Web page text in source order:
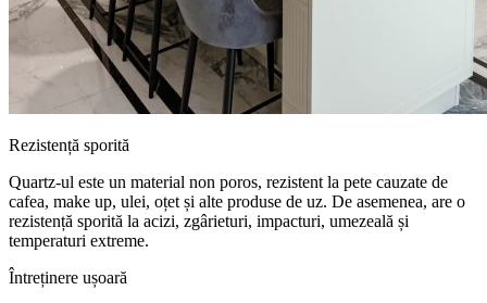
Rezistență sporită
Quartz-ul este un material non poros, rezistent la pete cauzate de
cafea, make up, ulei, oțet și alte produse de uz. De asemenea, are o
rezistență sporită la acizi, zgârieturi, impacturi, umezeală și
temperaturi extreme.
Întreținere ușoară